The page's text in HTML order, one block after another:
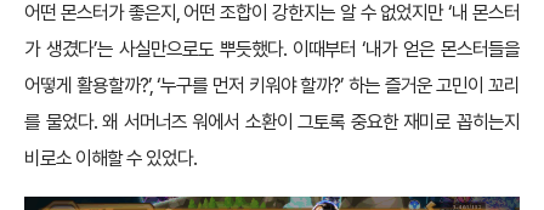
어떤 몬스터가 좋은지, 어떤 조합이 강한지는 알 수 없었지만 ‘내 몬스터
가 생겼다’는 사실만으로도 뿌듯했다. 이때부터 ‘내가 얻은 몬스터들을
어떻게 활용할까?’, ‘누구를 먼저 키워야 할까?’ 하는 즐거운 고민이 꼬리
를 물었다. 왜 서머너즈 워에서 소환이 그토록 중요한 재미로 꼽히는지
비로소 이해할 수 있었다.